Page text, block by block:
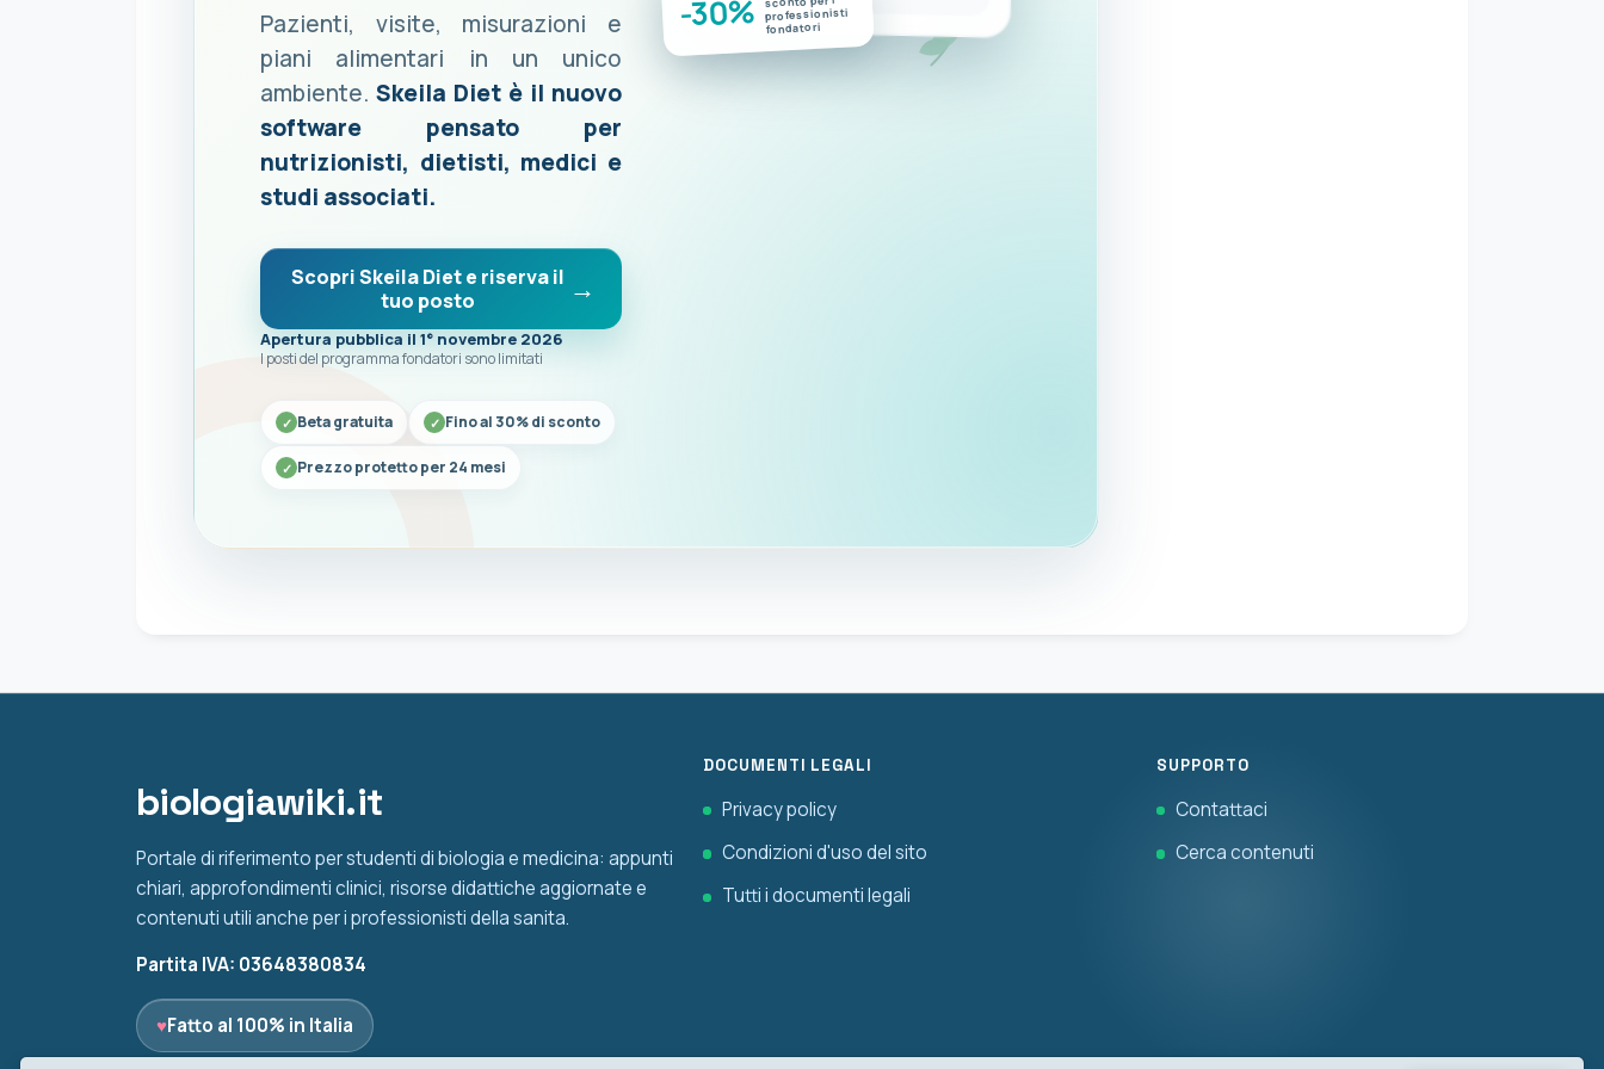
Pazienti, visite, misurazioni e
piani alimentari in un unico
ambiente. Skeila Diet è il nuovo
software pensato per
nutrizionisti, dietisti, medici e
studi associati.
Scopri Skeila Diet e riserva il
tuo posto
Apertura pubblica il 1° novembre 2026
I posti del programma fondatori sono limitati
Beta gratuita Fino al 30% di sconto
Prezzo protetto per 24 mesi
-30% professionisti
fondatori
biologiawiki.it
Portale di riferimento per studenti di biologia e medicina: appunti
chiari, approfondimenti clinici, risorse didattiche aggiornate e
contenuti utili anche per i professionisti della sanita.
Partita IVA: 03648380834
♥Fatto al 100% in Italia
DOCUMENTI LEGALI
Privacy policy
Condizioni d'uso del sito
Tutti i documenti legali
SUPPORTO
Contattaci
Cerca contenuti